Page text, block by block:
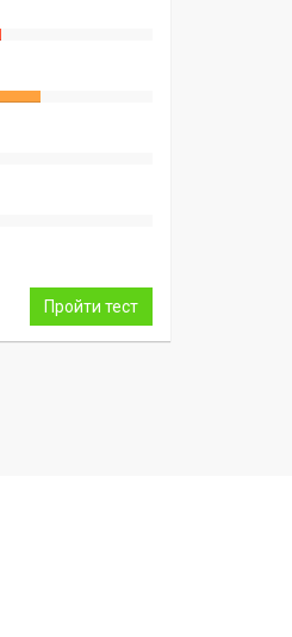
Пройти тест